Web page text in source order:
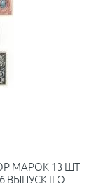
МАРОК 13 ШТ
ВЫПУСК II O